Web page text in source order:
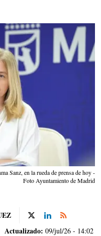
Sanz, en la rueda de prensa de hoy -
Foto Ayuntamiento de Madrid
Actualizado: 09/jul/26 - 14:02